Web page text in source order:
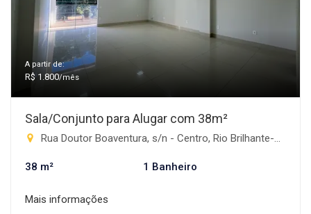
A partir de:
R$ 1.800/mês
Sala/Conjunto para Alugar com 38m²
Rua Doutor Boaventura, s/n - Centro, Rio Brilhante-MS
38 m² 1 Banheiro
Mais informações